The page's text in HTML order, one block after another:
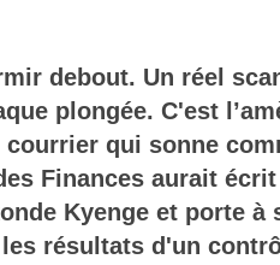
debout. Un réel
plongée. C'est
qui sonne
Finances aurait
Kyenge et porte à
résultats d'un